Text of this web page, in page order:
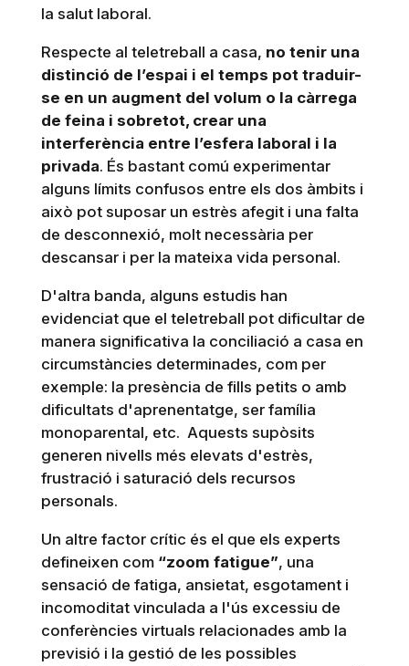
la salut laboral.
Respecte al teletreball a casa, no tenir una
distinció de l’espai i el temps pot traduir-
se en un augment del volum o la càrrega
de feina i sobretot, crear una
interferència entre l’esfera laboral i la
privada. És bastant comú experimentar
alguns límits confusos entre els dos àmbits i
això pot suposar un estrès afegit i una falta
de desconnexió, molt necessària per
descansar i per la mateixa vida personal.
D'altra banda, alguns estudis han
evidenciat que el teletreball pot dificultar de
manera significativa la conciliació a casa en
circumstàncies determinades, com per
exemple: la presència de fills petits o amb
dificultats d'aprenentatge, ser família
monoparental, etc. Aquests supòsits
generen nivells més elevats d'estrès,
frustració i saturació dels recursos
personals.
Un altre factor crític és el que els experts
defineixen com “zoom fatigue”, una
sensació de fatiga, ansietat, esgotament i
incomoditat vinculada a l'ús excessiu de
conferències virtuals relacionades amb la
previsió i la gestió de les possibles